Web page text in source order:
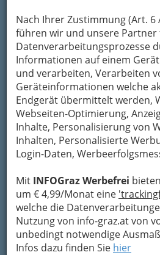
Nach Ihrer Zustimmung (Art. 6
führen wir und unsere Partner
Datenverarbeitungsprozesse
Informationen auf einem
und verarbeiten, Verarbeiten
Geräteinformationen welche
Endgerät übermittelt werden,
Webseiten-Optimierung,
Inhalte, Personalisierung von
Inhalten, Personalisierte
Login-Daten,
Mit INFOGraz Werbefrei
um € 4,99/Monat eine
welche die
Nutzung von info-graz.at von
unbedingt notwendige
Infos dazu finden Sie hier
Die wichtigsten
Einkaufen &
Handel
Gutschein-Welt:
bis H&M, C&A